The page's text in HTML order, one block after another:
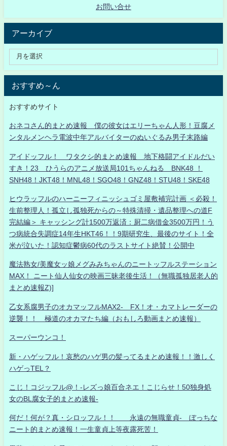
お問い合せ
アーカイブ
おすすめ～ん
おすすめサイト
おネコさん的まとめ速報 僕の彼女はエリーちゃん人形！豆腐メ
ンタルメンヘラ電波中年アルバイターのぬいぐるみ男子末路編
アイドッフル！ ワタクシ的まとめ速報 地下格闘アイドルだい
すき！23 ひうらのアニメ放送局101ちゃんねる BNK48 ！
SNH48！JKT48！MNL48！SGO48！GNZ48！STU48！SKE48
ヒウラッフルのハーニーフィニッシュゴミ屋敷補完計画 ＜必殺！
生前整理人！孤立し孤独死からの～特殊清掃・遺品整理への道F
完結編＞ キャッシング計1500万返済：厨二病借金3500万円！う
つ病統合失調症14年生HKT46！！9期研究生、最後のサイト！全
米が泣いた！認知症鬱病60代のラストサイト絶賛！公開中
魔法熟女/美魔女ッ娘メグみみちゃんのニートッフルステーション
MAX！ ニート仙人仙女の映画三昧老後生活！（無職孤独居老人的
まとめ速報Z)]
乙女系腐男子のオカマッフルMAX2- FX！オ・カマトレーダーの
逆襲！！ 極道のオカマたち編（おもしろ動画まとめ速報）
スーパーウンコ！
新・ハゲッフル！哀愁のハゲ男の髪ってるまとめ速報！！激しく
ハゲっTEL？
こじ！コジッフル@！-レズっ娘百合ネエ！こじらせ！50独身処
女のBL腐女子的まとめ速報-
何だ！何が？真・シロッフル！！ 永遠の無職童貞- ぼっちな
ニート的まとめ速報！一生童貞上等夜露死苦！